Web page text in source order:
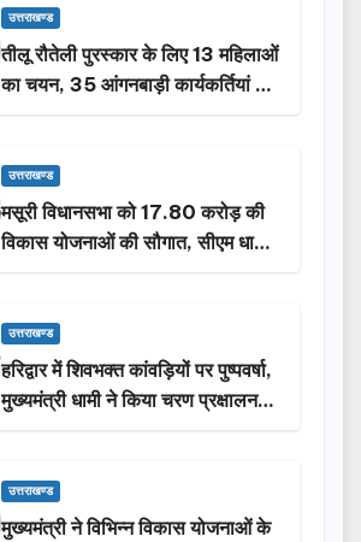
उत्तराखण्ड
तीलू रौतेली पुरस्कार के लिए 13 महिलाओं
का चयन, 35 आंगनबाड़ी कार्यकर्तियां भी
होंगी सम्मानित…
उत्तराखण्ड
मसूरी विधानसभा को 17.80 करोड़ की
विकास योजनाओं की सौगात, सीएम धामी
ने किया लोकार्पण-शिलान्यास.
उत्तराखण्ड
हरिद्वार में शिवभक्त कांवड़ियों पर पुष्पवर्षा,
मुख्यमंत्री धामी ने किया चरण प्रक्षालन…
उत्तराखण्ड
मुख्यमंत्री ने विभिन्न विकास योजनाओं के